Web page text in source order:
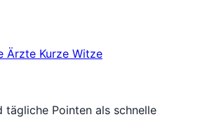
Ärzte Kurze Witze
tägliche Pointen als schnelle